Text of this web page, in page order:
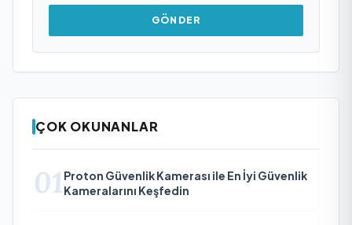
GÖNDER
ÇOK OKUNANLAR
01 Proton Güvenlik Kamerası ile En İyi Güvenlik
Kameralarını Keşfedin